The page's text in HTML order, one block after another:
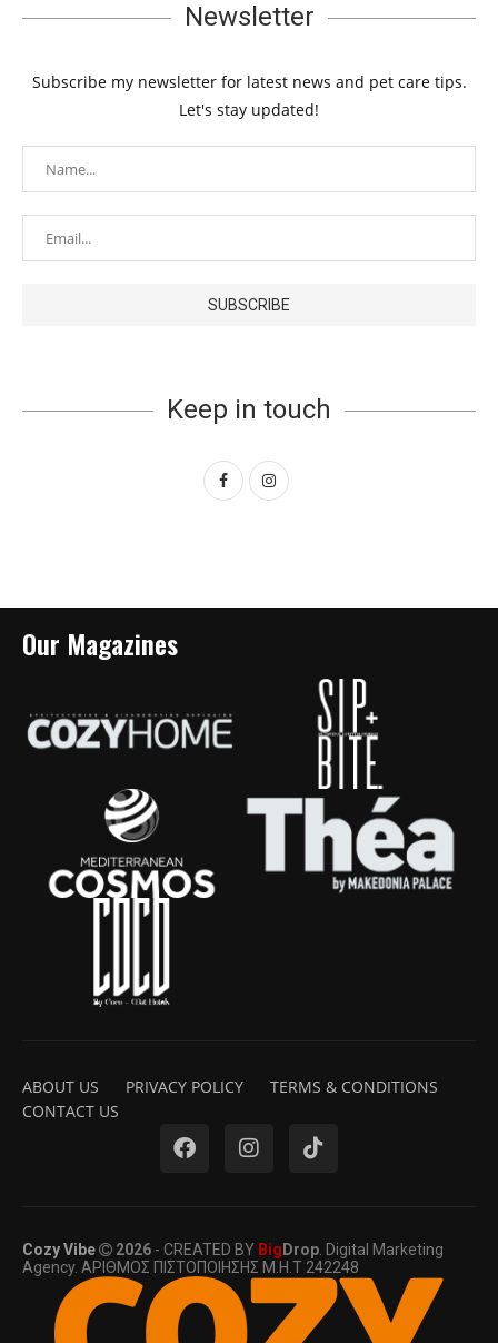
Newsletter
Subscribe my newsletter for latest news and pet care tips.
Let's stay updated!
Keep in touch
Our Magazines
ABOUT US PRIVACY POLICY
TERMS & CONDITIONS
CONTACT US
Cozy Vibe 2026 - CREATED BY Big Drop . Digital Marketing
Agency. ΑΡΙΘΜΟΣ ΠΙΣΤΟΠΟΙΗΣΗΣ Μ.Η.Τ 242248